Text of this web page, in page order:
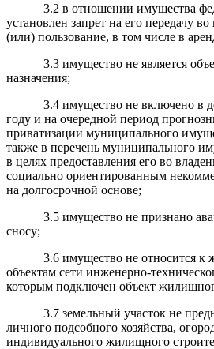
3.2 в отношении имущества
установлен запрет на его передачу
(или) пользование, в том числе в
3.3 имущество не является
назначения;
3.4 имущество не включено в
году и на очередной период
приватизации муниципального
также в перечень муниципального
в целях предоставления его во
социально ориентированным
на долгосрочной основе;
3.5 имущество не признано
сносу;
3.6 имущество не относится
объектам сети инженерно-
которым подключен объект
3.7 земельный участок не
личного подсобного хозяйства,
индивидуального жилищного